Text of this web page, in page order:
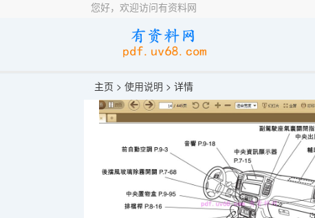
您好，欢迎访问有资料网
主页 > 使用说明 > 详情